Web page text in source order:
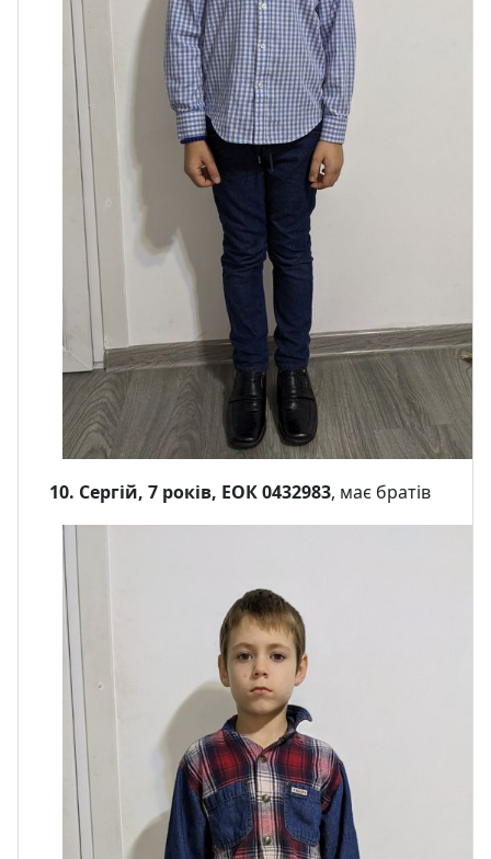
10. Сергій, 7 років, ЕОК 0432983, має братів